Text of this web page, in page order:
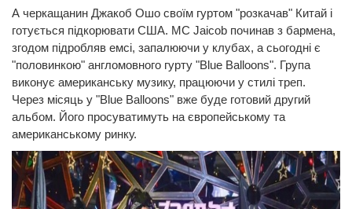
А черкащанин Джакоб Ошо своїм гуртом "розкачав" Китай і
готується підкорювати США. MC Jaicob починав з бармена,
згодом підробляв емсі, запалюючи у клубах, а сьогодні є
"половинкою" англомовного гурту "Blue Balloons". Група
виконує американську музику, працюючи у стилі треп.
Через місяць у "Blue Balloons" вже буде готовий другий
альбом. Його просуватимуть на європейському та
американському ринку.